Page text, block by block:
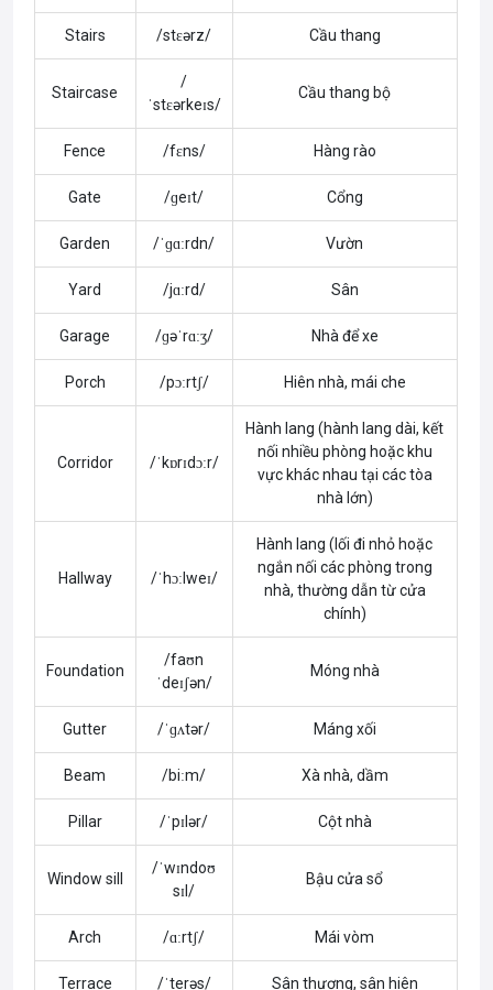
Stairs /stɛərz/ Cầu thang
Staircase
/
ˈstɛərkeɪs/
Cầu thang bộ
Fence /fɛns/ Hàng rào
Gate /ɡeɪt/ Cổng
Garden /ˈɡɑːrdn/ Vườn
Yard /jɑːrd/ Sân
Garage /ɡəˈrɑːʒ/ Nhà để xe
Porch /pɔːrtʃ/ Hiên nhà, mái che
Corridor /ˈkɒrɪdɔːr/
Hành lang (hành lang dài, kết
nối nhiều phòng hoặc khu
vực khác nhau tại các tòa
nhà lớn)
Hallway /ˈhɔːlweɪ/
Hành lang (lối đi nhỏ hoặc
ngắn nối các phòng trong
nhà, thường dẫn từ cửa
chính)
Foundation
/faʊn
ˈdeɪʃən/
Móng nhà
Gutter /ˈɡʌtər/ Máng xối
Beam /biːm/ Xà nhà, dầm
Pillar /ˈpɪlər/ Cột nhà
Window sill
/ˈwɪndoʊ
sɪl/
Bậu cửa sổ
Arch /ɑːrtʃ/ Mái vòm
Terrace /ˈterəs/ Sân thượng, sân hiên